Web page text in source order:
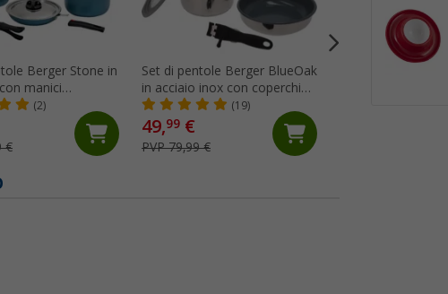
Berger Stone in
manici
pezzi blu opaco
(2)
€
Set di pentole Berger BlueOak
in acciaio inox con coperchio
in vetro e manico rimovibile 6
pezzi
(19)
49,99 €
PVP 79,99 €
Set da forno da